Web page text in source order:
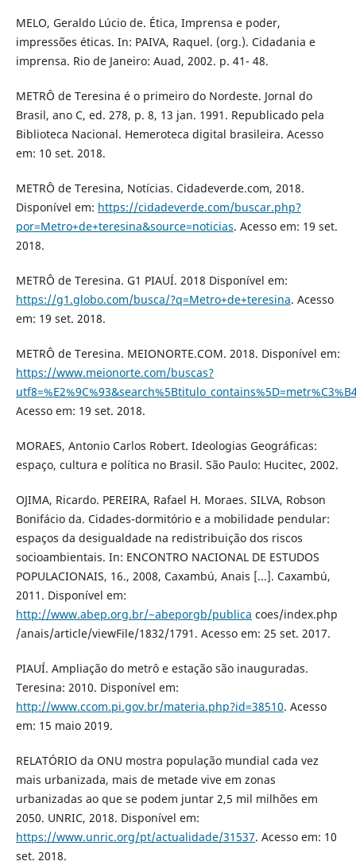
MELO, Geraldo Lúcio de. Ética, Imprensa e poder,
impressões éticas. In: PAIVA, Raquel. (org.). Cidadania e
imprensa. Rio de Janeiro: Auad, 2002. p. 41- 48.
METRÔ de Teresina é o primeiro do Nordeste. Jornal do
Brasil, ano C, ed. 278, p. 8, 13 jan. 1991. Republicado pela
Biblioteca Nacional. Hemeroteca digital brasileira. Acesso
em: 10 set. 2018.
METRÔ de Teresina, Notícias. Cidadeverde.com, 2018.
Disponível em: https://cidadeverde.com/buscar.php?
por=Metro+de+teresina&source=noticias. Acesso em: 19 set.
2018.
METRÔ de Teresina. G1 PIAUÍ. 2018 Disponível em:
https://g1.globo.com/busca/?q=Metro+de+teresina. Acesso
em: 19 set. 2018.
METRÔ de Teresina. MEIONORTE.COM. 2018. Disponível em:
https://www.meionorte.com/buscas?
Acesso em: 19 set. 2018.
MORAES, Antonio Carlos Robert. Ideologias Geográficas:
espaço, cultura e política no Brasil. São Paulo: Hucitec, 2002.
OJIMA, Ricardo. PEREIRA, Rafael H. Moraes. SILVA, Robson
Bonifácio da. Cidades-dormitório e a mobilidade pendular:
espaços da desigualdade na redistribuição dos riscos
socioambientais. In: ENCONTRO NACIONAL DE ESTUDOS
POPULACIONAIS, 16., 2008, Caxambú, Anais [...]. Caxambú,
2011. Disponível em:
http://www.abep.org.br/~abeporgb/publica coes/index.php
/anais/article/viewFile/1832/1791. Acesso em: 25 set. 2017.
PIAUÍ. Ampliação do metrô e estação são inauguradas.
Teresina: 2010. Disponível em:
http://www.ccom.pi.gov.br/materia.php?id=38510. Acesso
em: 15 maio 2019.
RELATÓRIO da ONU mostra população mundial cada vez
mais urbanizada, mais de metade vive em zonas
urbanizadas ao que se podem juntar 2,5 mil milhões em
2050. UNRIC, 2018. Disponível em:
https://www.unric.org/pt/actualidade/31537. Acesso em: 10
set. 2018.